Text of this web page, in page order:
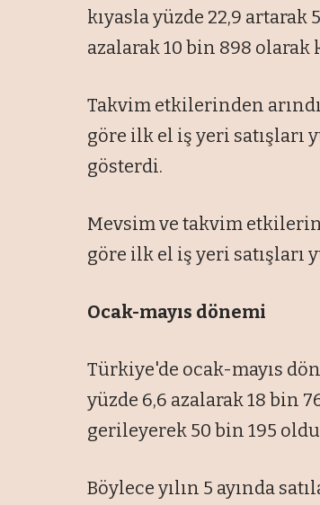
kıyasla yüzde 22,9 artarak
azalarak 10 bin 898 olarak
Takvim etkilerinden
göre ilk el iş yeri satışları
gösterdi.
Mevsim ve takvim
göre ilk el iş yeri satışları
Ocak-mayıs dönemi
Türkiye'de ocak-mayıs
yüzde 6,6 azalarak 18 bin
gerileyerek 50 bin 195
Böylece yılın 5 ayında